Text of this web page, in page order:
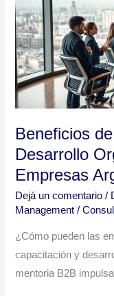
Beneficios
Desarrollo
Empresas
Dejá un comentario /
Management /
¿Cómo pueden las
capacitación y
mentoria B2B
Capacitaciones
y
Desarrollo
Organizacional
en
Empresas
Argentinas